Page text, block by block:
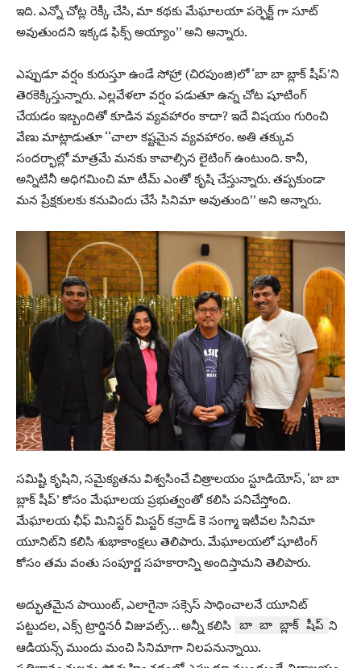
ఇది. ఎన్నో చోట్ల రెక్కీ చేసి, మా క‌థ‌కు మేఘాల‌యా ప‌ర్ఫెక్ట్ గా సూట్
అవుతుంద‌ని ఇక్క‌డ ఫిక్స్ అయ్యాం’’ అని అన్నారు.
ఎప్పుడూ వ‌ర్షం కురుస్తూ ఉండే సోహ్రా (చిరపుంజి)లో ‘బా బా బ్లాక్ షీప్‌’ని
తెర‌కెక్కిస్తున్నారు. ఎల్ల‌వేళ‌లా వ‌ర్షం పడుతూ ఉన్న చోట షూటింగ్
చేయ‌డం ఇబ్బందితో కూడిన వ్య‌వ‌హారం కాదా? ఇదే విష‌యం గురించి
వేణు మాట్లాడుతూ ‘‘చాలా క‌ష్ట‌మైన వ్య‌వ‌హారం. అతి త‌క్కువ
సంద‌ర్భాల్లో మాత్ర‌మే మ‌న‌కు కావాల్సిన లైటింగ్ ఉంటుంది. కానీ,
అన్నిటినీ అధిగ‌మించి మా టీమ్ ఎంతో కృషి చేస్తున్నారు. త‌ప్ప‌కుండా
మ‌న ప్రేక్ష‌కుల‌కు క‌నువిందు చేసే సినిమా అవుతుంది’’ అని అన్నారు.
స‌మిష్టి కృషిని, స‌మైక్య‌త‌ను విశ్వ‌సించే చిత్రాల‌యం స్టూడియోస్‌, ‘బా బా
బ్లాక్ షీప్‌’ కోసం మేఘాల‌య ప్ర‌భుత్వంతో క‌లిసి ప‌నిచేస్తోంది.
మేఘాల‌య ఛీఫ్ మినిస్ట‌ర్ మిస్ట‌ర్ క‌న్రాడ్ కె సంగ్మా ఇటీవ‌ల సినిమా
యూనిట్‌ని క‌లిసి శుభాకాంక్ష‌లు తెలిపారు. మేఘాల‌య‌లో షూటింగ్
కోసం త‌మ వంతు సంపూర్ణ స‌హ‌కారాన్ని అందిస్తామ‌ని తెలిపారు.
అద్భుత‌మైన పాయింట్‌, ఎలాగైనా స‌క్సెస్ సాధించాల‌నే యూనిట్
ప‌ట్టుద‌ల‌, ఎక్స్ ట్రార్డిన‌రీ విజువ‌ల్స్… అన్నీ క‌లిసి
బా బా బ్లాక్ షీప్‌ ని
ఆడియ‌న్స్ ముందు మంచి సినిమాగా నిల‌ప‌నున్నాయి.